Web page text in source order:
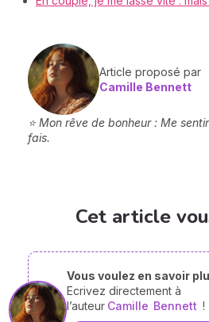
Article proposé par
Camille Bennett
⭐ Mon rêve de bonheur : Me
fais.
Cet article
Vous voulez en savoir
Ecrivez directement à
l’auteur Camille Bennett !